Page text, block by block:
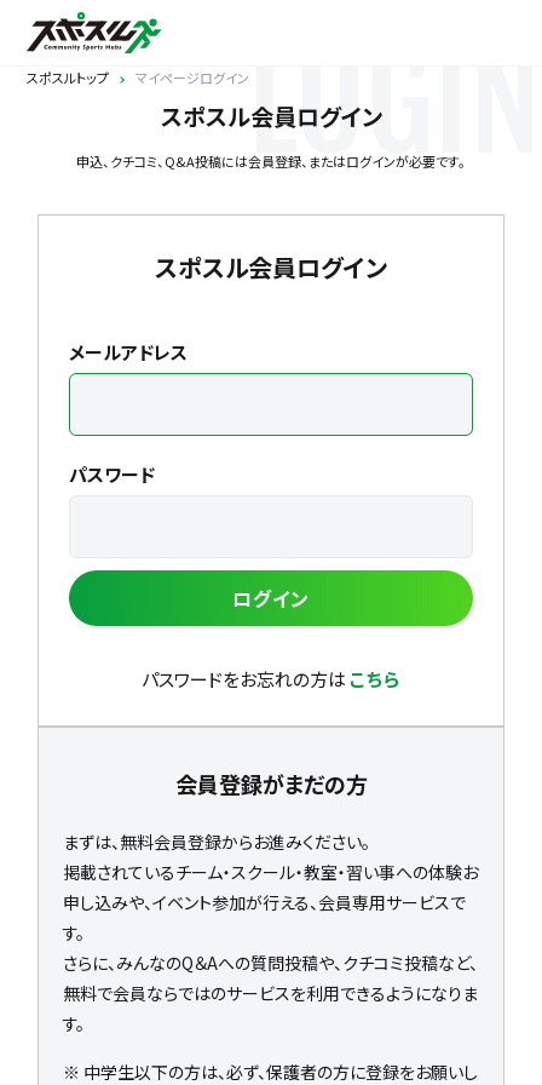
スポスルトップ マイページログイン
スポスル会員ログイン
申込、クチコミ、Q&A投稿には会員登録、またはログインが必要です。
LOGIN
スポスル会員ログイン
メールアドレス
パスワード
ログイン
パスワードをお忘れの方は こちら
会員登録がまだの方
まずは、無料会員登録からお進みください。
掲載されているチーム・スクール・教室・習い事への体験お
申し込みや、イベント参加が行える、会員専用サービスで
す。
さらに、みんなのQ＆Aへの質問投稿や、クチコミ投稿など、
無料で会員ならではのサービスを利用できるようになりま
す。
※ 中学生以下の方は、必ず、保護者の方に登録をお願いし